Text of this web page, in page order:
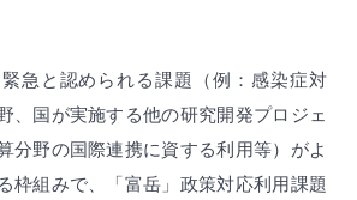
急と認められる課題（例：感染症対
、国が実施する他の研究開発プロジェ
分野の国際連携に資する利用等）がよ
枠組みで、「富岳」政策対応利用課題